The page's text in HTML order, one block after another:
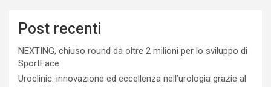
Post recenti
NEXTING, chiuso round da oltre 2 milioni per lo sviluppo di
SportFace
Uroclinic: innovazione ed eccellenza nell’urologia grazie al